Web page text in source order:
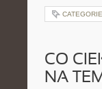
CO
NA